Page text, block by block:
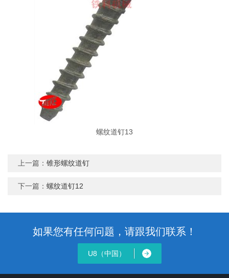
螺纹道钉13
上一篇：锥形螺纹道钉
下一篇：螺纹道钉12
如果您有任何问题，请跟我们联系！
U8（中国）